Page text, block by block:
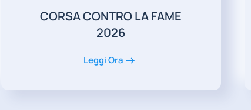
CORSA CONTRO LA FAME
2026
Leggi Ora